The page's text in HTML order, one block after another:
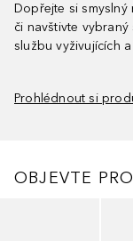
Dopřejte si
či navštivte
službu vyživujících
Prohlédnout si
OBJEVTE